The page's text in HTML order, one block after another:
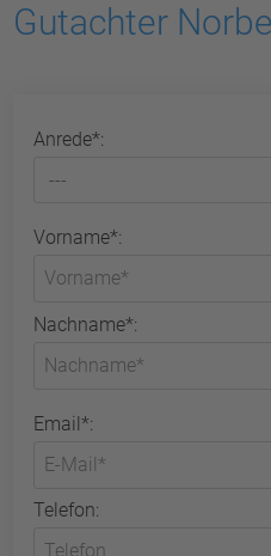
Gutachter
Anrede*:
Vorname*:
Nachname*:
Email*:
Telefon: